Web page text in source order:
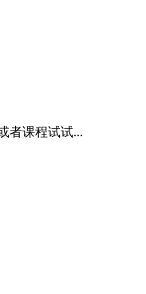
者课程试试...